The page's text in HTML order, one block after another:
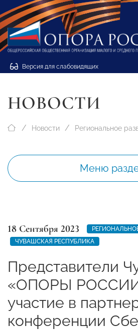
Версия для слабовидящих
НОВОСТИ
Новости Региональное
Меню
18 Сентября 2023
ЧУВАШСКАЯ РЕСПУБЛИКА
Представители
«ОПОРЫ
участие в
конференции